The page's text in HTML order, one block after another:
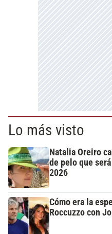
Lo más visto
Natalia Oreiro
de pelo que
2026
Cómo era la
Roccuzzo con